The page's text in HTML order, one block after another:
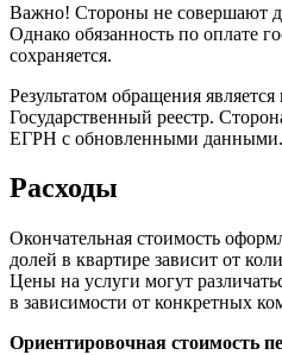
Важно! Стороны не совершают
Однако обязанность по оплате
сохраняется.
Результатом обращения
Государственный реестр.
ЕГРН с обновленными данными.
Расходы
Окончательная стоимость
долей в квартире зависит от
Цены на услуги могут
в зависимости от конкретных
Ориентировочная стоимость